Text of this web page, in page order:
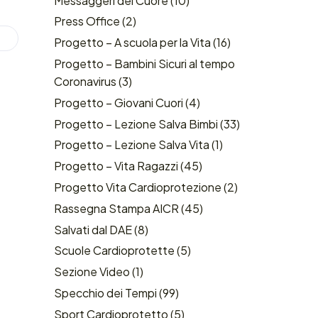
Press Office(2)
Progetto – A scuola per la Vita(16)
Progetto – Bambini Sicuri al tempo
Coronavirus(3)
Progetto – Giovani Cuori(4)
Progetto – Lezione Salva Bimbi(33)
Progetto – Lezione Salva Vita(1)
Progetto – Vita Ragazzi(45)
Progetto Vita Cardioprotezione(2)
Rassegna Stampa AICR(45)
Salvati dal DAE(8)
Scuole Cardioprotette(5)
Sezione Video(1)
Specchio dei Tempi(99)
Sport Cardioprotetto(5)